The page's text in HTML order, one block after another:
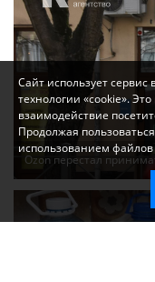
Ozon перестал
Сайт использует
технологии «cookie».
взаимодействие
Продолжая
использованием файлов